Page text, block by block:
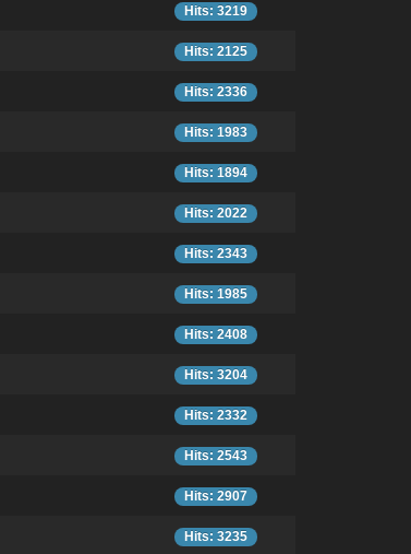
Hits: 3219
Hits: 2125
Hits: 2336
Hits: 1983
Hits: 1894
Hits: 2022
Hits: 2343
Hits: 1985
Hits: 2408
Hits: 3204
Hits: 2332
Hits: 2543
Hits: 2907
Hits: 3235